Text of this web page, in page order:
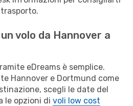
volo da Hannover a
eDreams è semplice.
Hannover e Dortmund come
scegli le date del
le opzioni di voli low cost